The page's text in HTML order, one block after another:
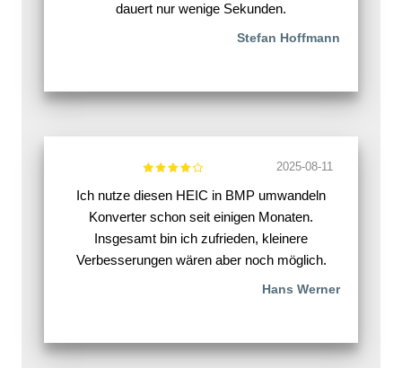
dauert nur wenige Sekunden.
Stefan Hoffmann
2025-08-11
Ich nutze diesen HEIC in BMP umwandeln
Konverter schon seit einigen Monaten.
Insgesamt bin ich zufrieden, kleinere
Verbesserungen wären aber noch möglich.
Hans Werner